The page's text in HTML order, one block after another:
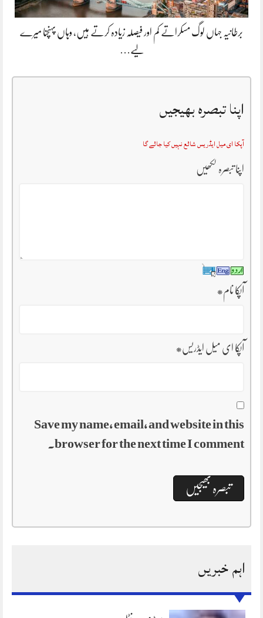
برطانیہ جہاں لوگ مسکراتے کم اور فیصلہ زیادہ کرتے ہیں، وہاں پہنچنا میرے
لیے…
اپنا تبصرہ بھیجیں
آپکا ای میل ایڈریس شائع نہیں کیا جائے گا
اپنا تبصرہ لکھیں
آپکا نام*
آپکا ای میل ایڈریس*
Save my name, email, and website in this
browser for the next time I comment.
اہم خبریں